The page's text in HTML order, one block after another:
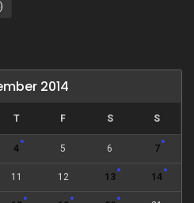
2014
T F S S
4 5 6 7
11 12 13 14